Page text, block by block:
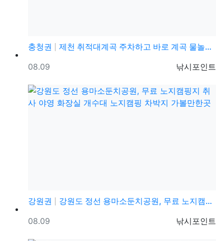
충청권
제천 취적대계곡 주차하고 바로 계곡 물놀이 가능한 화장…
등록자
낚시포인트
등록일
08.09
강원권
강원도 정선 용마소둔치공원, 무료 노지캠핑지 취사 야영…
등록자
낚시포인트
등록일
08.09